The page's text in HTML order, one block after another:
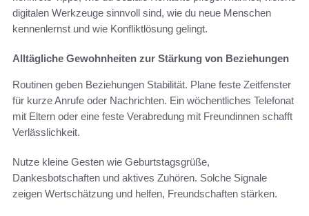
digitalen Werkzeuge sinnvoll sind, wie du neue Menschen
kennenlernst und wie Konfliktlösung gelingt.
Alltägliche Gewohnheiten zur Stärkung von Beziehungen
Routinen geben Beziehungen Stabilität. Plane feste Zeitfenster
für kurze Anrufe oder Nachrichten. Ein wöchentliches Telefonat
mit Eltern oder eine feste Verabredung mit Freundinnen schafft
Verlässlichkeit.
Nutze kleine Gesten wie Geburtstagsgrüße,
Dankesbotschaften und aktives Zuhören. Solche Signale
zeigen Wertschätzung und helfen, Freundschaften stärken.